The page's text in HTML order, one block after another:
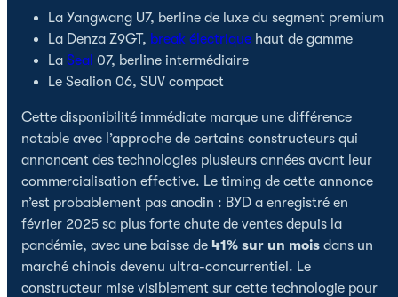
La Yangwang U7, berline de luxe du segment premium
La Denza Z9GT, break électrique haut de gamme
La Seal 07, berline intermédiaire
Le Sealion 06, SUV compact
Cette disponibilité immédiate marque une différence
notable avec l’approche de certains constructeurs qui
annoncent des technologies plusieurs années avant leur
commercialisation effective. Le timing de cette annonce
n’est probablement pas anodin : BYD a enregistré en
février 2025 sa plus forte chute de ventes depuis la
pandémie, avec une baisse de 41% sur un mois dans un
marché chinois devenu ultra-concurrentiel. Le
constructeur mise visiblement sur cette technologie pour